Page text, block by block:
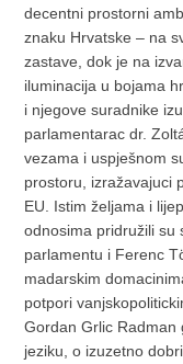
decentni prostorni
znaku Hrvatske – na
zastave, dok je na
iluminacija u bojama
i njegove suradnike
parlamentarac dr.
vezama i uspješnom
prostoru, izražavajuci
EU. Istim željama i
odnosima pridružili su
parlamentu i Ferenc
madarskim
potpori
Gordan Grlic Radman
jeziku, o izuzetno